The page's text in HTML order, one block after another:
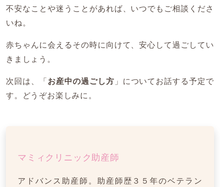
不安なことや迷うことがあれば、いつでもご相談くださ
いね。
赤ちゃんに会えるその時に向けて、安心して過ごしてい
きましょう。
次回は、「 お産中の過ごし方 」についてお話する予定で
す。どうぞお楽しみに。
マミィクリニック助産師
アドバンス助産師。助産師歴３５年のベテラン